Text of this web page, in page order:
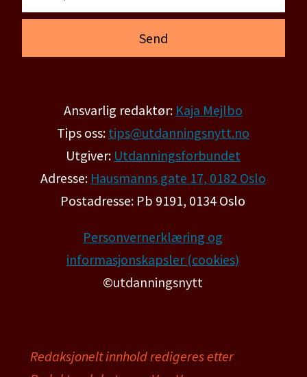
Ansvarlig redaktør: Kaja Mejlbo
Tips oss: tips@utdanningsnytt.no
Utgiver: Utdanningsforbundet
Adresse: Hausmanns gate 17, 0182 Oslo
Postadresse: Pb 9191, 0134 Oslo
Personvernerklæring og
informasjonskapsler (cookies)
©utdanningsnytt
Redaksjonelt innhold redigeres etter